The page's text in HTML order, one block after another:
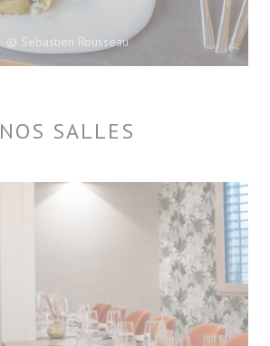
© Sebastien Rousseau
NOS SALLES